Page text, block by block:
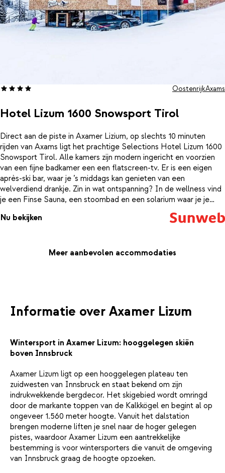
Hotel Lizum 1600 Snowsport Tirol
OostenrijkAxams
Direct aan de piste in Axamer Lizium, op slechts 10 minuten
rijden van Axams ligt het prachtige Selections Hotel Lizum 1600
Snowsport Tirol. Alle kamers zijn modern ingericht en voorzien
van een fijne badkamer een een flatscreen-tv. Er is een eigen
après-ski bar, waar je ’s middags kan genieten van een
welverdiend drankje. Zin in wat ontspanning? In de wellness vind
je een Finse Sauna, een stoombad en een solarium waar je je
spieren weer kan opwarmen. In het sfeervolle restaurant schuif
je 's avonds aan voor een lekker diner. Iedere avond staat er een
Nu bekijken
Meer aanbevolen accommodaties
Informatie over Axamer Lizum
Wintersport in Axamer Lizum: hooggelegen skiën
boven Innsbruck
Axamer Lizum ligt op een hooggelegen plateau ten
zuidwesten van Innsbruck en staat bekend om zijn
indrukwekkende bergdecor. Het skigebied wordt omringd
door de markante toppen van de Kalkkögel en begint al op
ongeveer 1.560 meter hoogte. Vanuit het dalstation
brengen moderne liften je snel naar de hoger gelegen
pistes, waardoor Axamer Lizum een aantrekkelijke
bestemming is voor wintersporters die vanuit de omgeving
van Innsbruck graag de hoogte opzoeken.